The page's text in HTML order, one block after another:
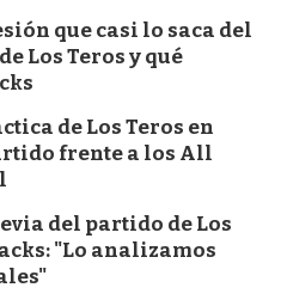
que casi lo saca del
Los Teros y qué
de Los Teros en
frente a los All
del partido de Los
"Lo analizamos